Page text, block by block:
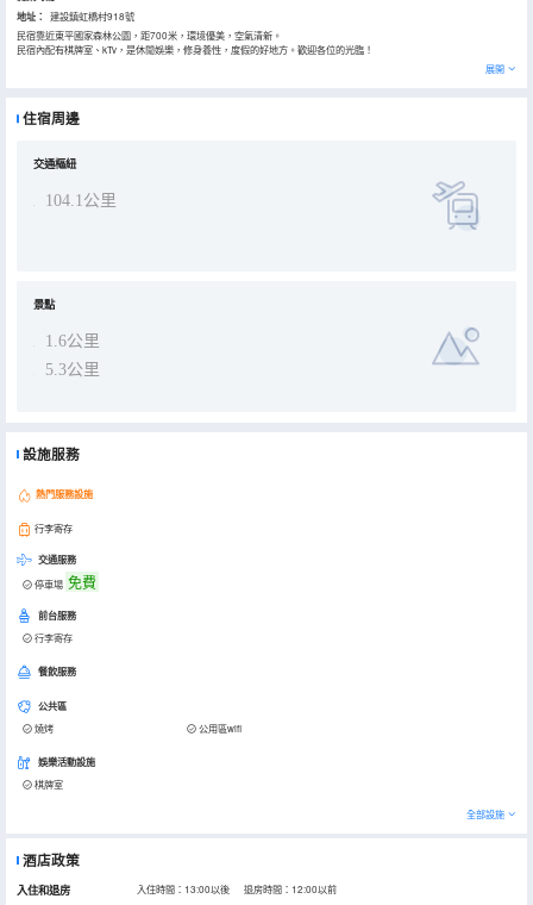
地址：
建設鎮虹橋村918號
民宿靠近東平國家森林公園，距700米，環境優美，空氣清新。
民宿內配有棋牌室、kTv，是休閒娛樂，修身養性，度假的好地方。歡迎各位的光臨！
展開
住宿周邊
交通樞紐
104.1公里
景點
1.6公里
5.3公里
設施服務
熱門服務設施
行李寄存
交通服務
停車場 免費
前台服務
行李寄存
餐飲服務
公共區
燒烤 公用區wifi
娛樂活動設施
棋牌室
全部設施
酒店政策
入住和退房 入住時間：13:00以後 退房時間：12:00以前